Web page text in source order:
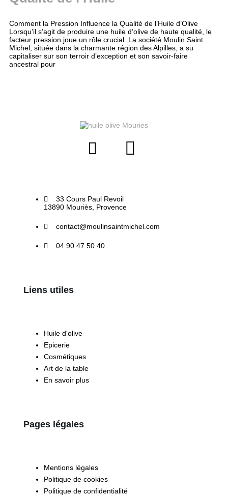
Comment la Pression Influence la Qualité de l’Huile d’Olive
Lorsqu’il s’agit de produire une huile d’olive de haute qualité, le
facteur pression joue un rôle crucial. La société Moulin Saint
Michel, située dans la charmante région des Alpilles, a su
capitaliser sur son terroir d’exception et son savoir-faire
ancestral pour
33 Cours Paul Revoil
13890 Mouriès, Provence
contact@moulinsaintmichel.com
04 90 47 50 40
Liens utiles
Huile d'olive
Epicerie
Cosmétiques
Art de la table
En savoir plus
Pages légales
Mentions légales
Politique de cookies
Politique de confidentialité